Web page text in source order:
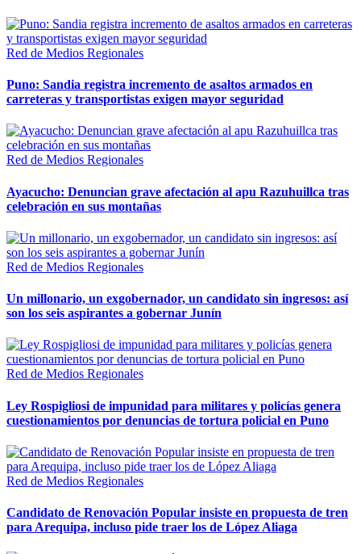
Red de Medios Regionales
Puno: Sandia registra incremento de asaltos armados en
carreteras y transportistas exigen mayor seguridad
Red de Medios Regionales
Ayacucho: Denuncian grave afectación al apu Razuhuillca tras
celebración en sus montañas
Red de Medios Regionales
Un millonario, un exgobernador, un candidato sin ingresos: así
son los seis aspirantes a gobernar Junín
Red de Medios Regionales
Ley Rospigliosi de impunidad para militares y policías genera
cuestionamientos por denuncias de tortura policial en Puno
Red de Medios Regionales
Candidato de Renovación Popular insiste en propuesta de tren
para Arequipa, incluso pide traer los de López Aliaga